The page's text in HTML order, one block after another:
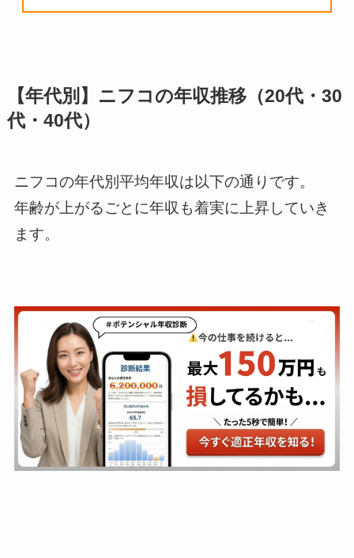
【年代別】ニフコの年収推移（20代・30
代・40代）
ニフコの年代別平均年収は以下の通りです。
年齢が上がるごとに年収も着実に上昇していき
ます。